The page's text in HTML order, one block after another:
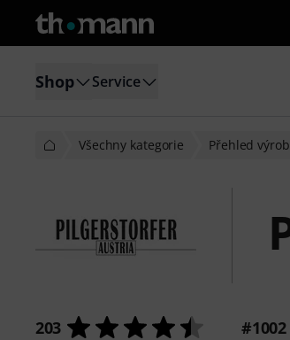
Shop Service
Všechny kategorie Přehled
203 #1002